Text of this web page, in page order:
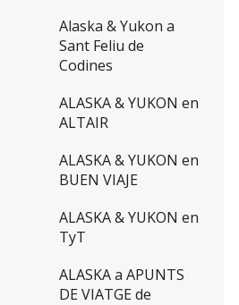
Alaska & Yukon a
Sant Feliu de
Codines
ALASKA & YUKON en
ALTAIR
ALASKA & YUKON en
BUEN VIAJE
ALASKA & YUKON en
TyT
ALASKA a APUNTS
DE VIATGE de